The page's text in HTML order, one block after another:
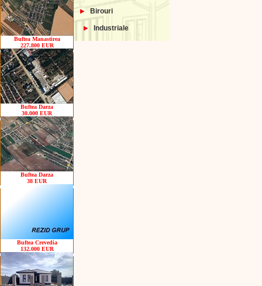
Buftea Manastirea
227.800 EUR
Buftea Darza
30.000 EUR
Buftea Darza
38 EUR
Buftea Crevedia
132.000 EUR
Birouri
Industriale